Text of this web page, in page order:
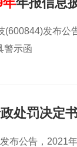
(600844)发布公
警示函
处罚决定书
布公告，2021